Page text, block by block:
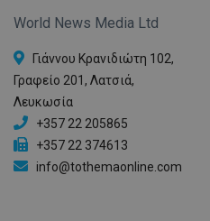
World News Media Ltd
Γιάννου Κρανιδιώτη 102,
Γραφείο 201, Λατσιά,
Λευκωσία
+357 22 205865
+357 22 374613
info@tothemaonline.com